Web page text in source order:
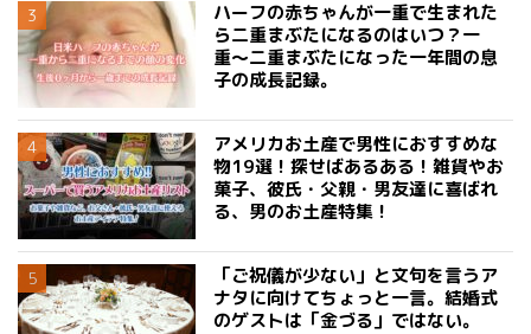
ハーフの赤ちゃんが一重で生まれた
ら二重まぶたになるのはいつ？一
重〜二重まぶたになった一年間の息
子の成長記録。
アメリカお土産で男性におすすめな
物19選！探せばあるある！雑貨やお
菓子、彼氏・父親・男友達に喜ばれ
る、男のお土産特集！
「ご祝儀が少ない」と文句を言うア
ナタに向けてちょっと一言。結婚式
のゲストは「金づる」ではない。